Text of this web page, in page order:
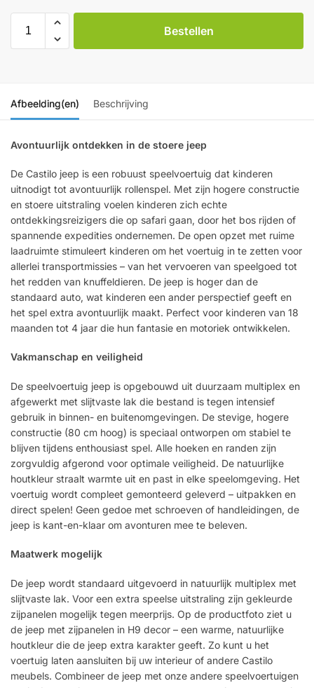
Bestellen
Afbeelding(en) Beschrijving
Avontuurlijk ontdekken in de stoere jeep
De Castilo jeep is een robuust speelvoertuig dat kinderen
uitnodigt tot avontuurlijk rollenspel. Met zijn hogere constructie
en stoere uitstraling voelen kinderen zich echte
ontdekkingsreizigers die op safari gaan, door het bos rijden of
spannende expedities ondernemen. De open opzet met ruime
laadruimte stimuleert kinderen om het voertuig in te zetten voor
allerlei transportmissies – van het vervoeren van speelgoed tot
het redden van knuffeldieren. De jeep is hoger dan de
standaard auto, wat kinderen een ander perspectief geeft en
het spel extra avontuurlijk maakt. Perfect voor kinderen van 18
maanden tot 4 jaar die hun fantasie en motoriek ontwikkelen.
Vakmanschap en veiligheid
De speelvoertuig jeep is opgebouwd uit duurzaam multiplex en
afgewerkt met slijtvaste lak die bestand is tegen intensief
gebruik in binnen- en buitenomgevingen. De stevige, hogere
constructie (80 cm hoog) is speciaal ontworpen om stabiel te
blijven tijdens enthousiast spel. Alle hoeken en randen zijn
zorgvuldig afgerond voor optimale veiligheid. De natuurlijke
houtkleur straalt warmte uit en past in elke speelomgeving. Het
voertuig wordt compleet gemonteerd geleverd – uitpakken en
direct spelen! Geen gedoe met schroeven of handleidingen, de
jeep is kant-en-klaar om avonturen mee te beleven.
Maatwerk mogelijk
De jeep wordt standaard uitgevoerd in natuurlijk multiplex met
slijtvaste lak. Voor een extra speelse uitstraling zijn gekleurde
zijpanelen mogelijk tegen meerprijs. Op de productfoto ziet u
de jeep met zijpanelen in H9 decor – een warme, natuurlijke
houtkleur die de jeep extra karakter geeft. Zo kunt u het
voertuig laten aansluiten bij uw interieur of andere Castilo
meubels. Combineer de jeep met onze andere speelvoertuigen